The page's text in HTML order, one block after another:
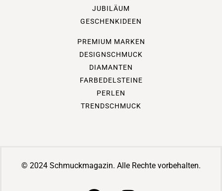
JUBILÄUM
GESCHENKIDEEN
PREMIUM MARKEN
DESIGNSCHMUCK
DIAMANTEN
FARBEDELSTEINE
PERLEN
TRENDSCHMUCK
© 2024 Schmuckmagazin. Alle Rechte vorbehalten.